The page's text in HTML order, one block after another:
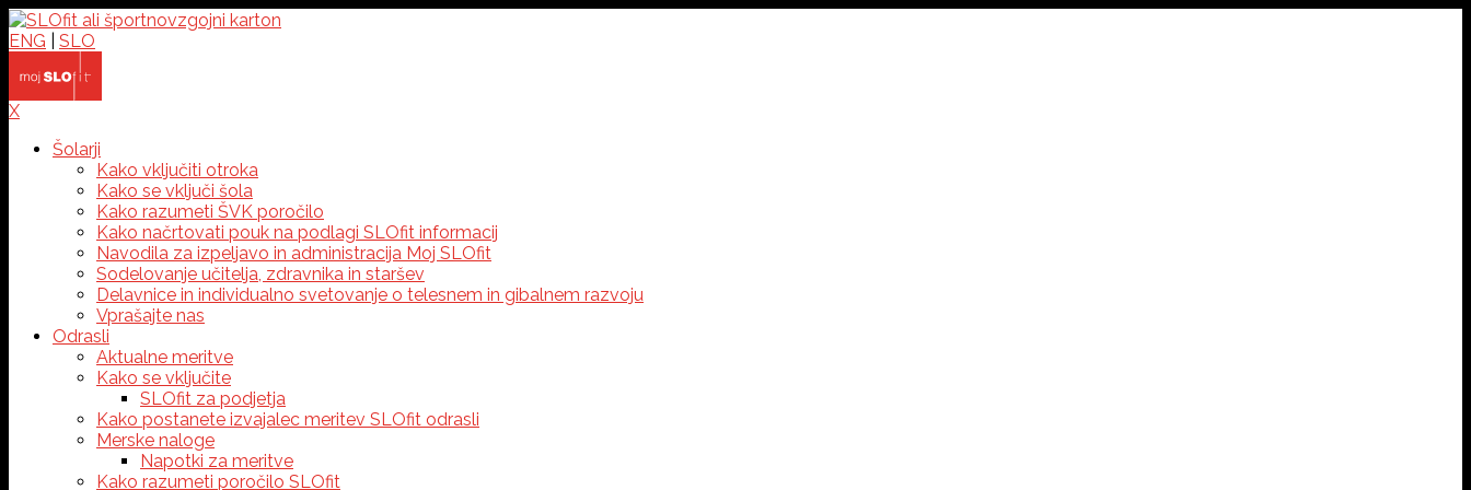
ENG SLO
X
Šolarji
Kako vključiti otroka
Kako se vključi šola
Kako razumeti ŠVK poročilo
Kako načrtovati pouk na podlagi SLOfit informacij
Navodila za izpeljavo in administracija Moj SLOfit
Sodelovanje učitelja, zdravnika in staršev
Delavnice in individualno svetovanje o telesnem in gibalnem razvoju
Vprašajte nas
Odrasli
Aktualne meritve
Kako se vključite
SLOfit za podjetja
Kako postanete izvajalec meritev SLOfit odrasli
Merske naloge
Napotki za meritve
Kako razumeti poročilo SLOfit